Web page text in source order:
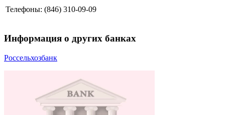
Телефоны: (846) 310-09-09
Информация о других банках
Россельхозбанк